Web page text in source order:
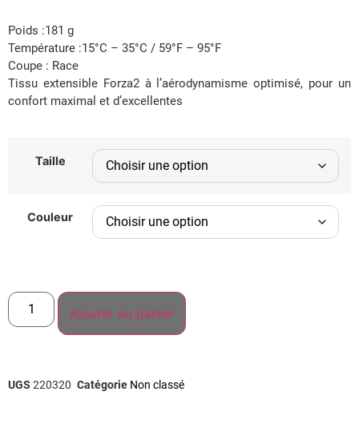
Poids :181 g
Température :15°C – 35°C / 59°F – 95°F
Coupe : Race
Tissu extensible Forza2 à l’aérodynamisme optimisé, pour un
confort maximal et d’excellentes
Taille
Couleur
Ajouter au panier
UGS 220320 Catégorie Non classé